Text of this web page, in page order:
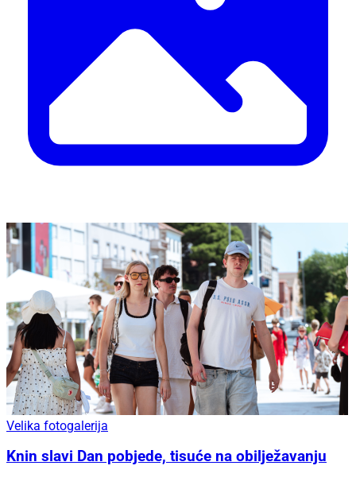
Velika fotogalerija
Knin slavi Dan pobjede, tisuće na obilježavanju